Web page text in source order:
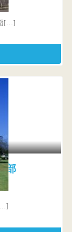
[…]
部